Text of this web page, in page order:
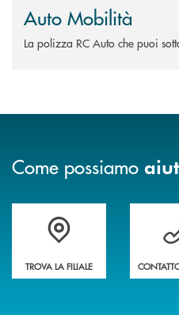
Auto Mobilità
La polizza RC Auto che puoi
Come possiamo
Accedi all' elenco completo delle
TROVA LA FILIALE
Vuoi